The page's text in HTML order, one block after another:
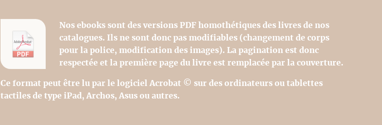
Nos ebooks sont des versions PDF homothétiques des livres de nos
catalogues. Ils ne sont donc pas modifiables (changement de corps
pour la police, modification des images). La pagination est donc
respectée et la première page du livre est remplacée par la couverture.
Ce format peut être lu par le logiciel Acrobat © sur des ordinateurs ou tablettes
tactiles de type iPad, Archos, Asus ou autres.